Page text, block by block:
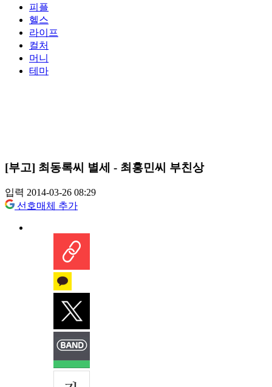
피플
헬스
라이프
컬처
머니
테마
[부고] 최동록씨 별세 - 최홍민씨 부친상
입력 2014-03-26 08:29
선호매체 추가